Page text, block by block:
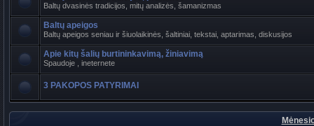
Baltų dvasinės tradicijos, mitų analizės, šamanizmas
Baltų apeigos
Baltų apeigos seniau ir šiuolaikinės, šaltiniai, tekstai, aptarimas, diskusijos
Apie kitų šalių burtininkavimą, žiniavimą
Spaudoje , ineternete
3 PAKOPOS PATYRIMAI